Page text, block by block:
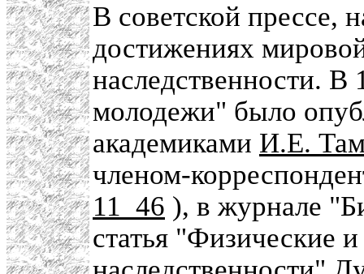
В советской прессе,
достижениях
наследственности. В
молодежи" было
академиками И.Е.
членом-
11_46 ), в журнале
статья "Физические